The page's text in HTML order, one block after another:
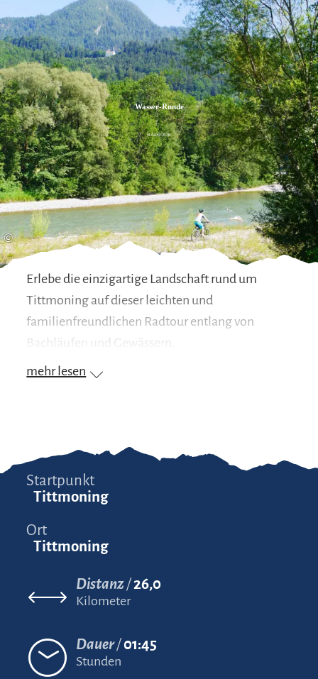
Zum
Inhalt
Zur
Suche
Zum
Footer
©
Wasser-Runde
RADTOUR
Erlebe die einzigartige Landschaft rund um
Tittmoning auf dieser leichten und
familienfreundlichen Radtour entlang von
Bachläufen und Gewässern.
mehr lesen
Startpunkt
Tittmoning
Ort
Tittmoning
Distanz 26,0
Kilometer
Dauer 01:45
Stunden